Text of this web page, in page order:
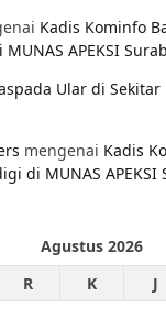
Kadis Kominfo
APEKSI
Ular di
mengenai Kadis
di MUNAS APEKSI
Agustus 2026
R K J